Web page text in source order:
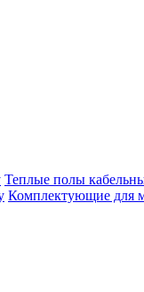
Теплые полы
Комплектующие для